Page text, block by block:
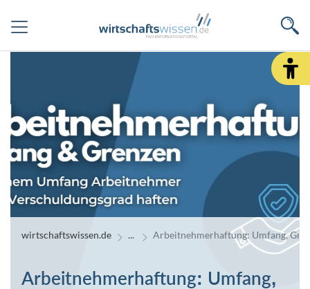
wirtschaftswissen.de Arbeitnehmerhaftung: Umfang,
Arbeitnehmerhaftung: Umfang,